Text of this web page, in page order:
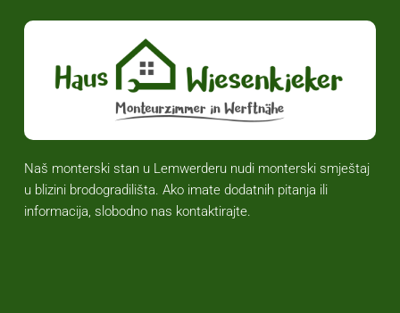
Naš monterski stan u Lemwerderu nudi monterski smještaj
u blizini brodogradilišta. Ako imate dodatnih pitanja ili
informacija, slobodno nas kontaktirajte.